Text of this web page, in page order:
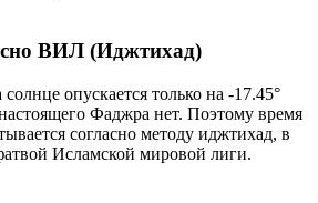
ВИЛ (Иджтихад)
опускается только на -17.45°
Фаджра нет. Поэтому время
согласно методу иджтихад, в
Исламской мировой лиги.